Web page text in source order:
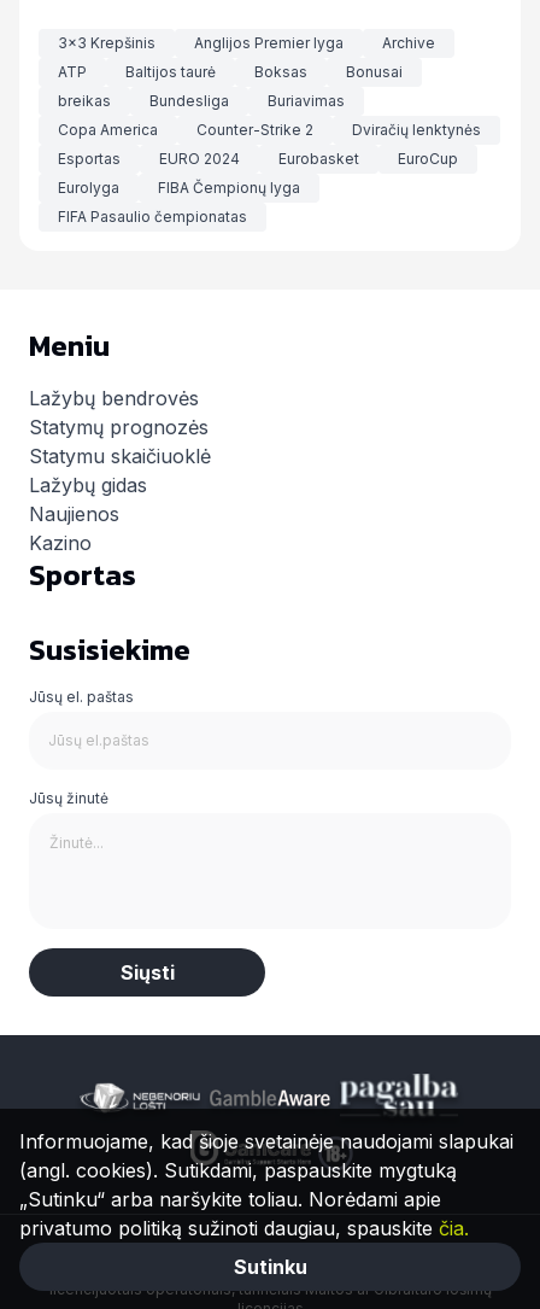
3x3 Krepšinis Anglijos Premier lyga
Archive
ATP
Baltijos taurė Boksas
Bonusai
breikas
Bundesliga
Buriavimas
Copa America
Counter-Strike 2
Dviračių lenktynės
Esportas
EURO 2024 Eurobasket
EuroCup
Eurolyga
FIBA Čempionų lyga
FIFA Pasaulio čempionatas
Meniu
Lažybų bendrovės
Statymų prognozės
Statymu skaičiuoklė
Lažybų gidas
Naujienos
Kazino
Sportas
Susisiekime
Jūsų el. paštas
Jūsų žinutė
gyvenantiems Maltoje arba Gibraltare. Rekomenduojame naudotis tik
licencijuotais operatoriais, turinčiais Maltos ar Gibraltaro lošimų
Informuojame, kad šioje svetainėje naudojami slapukai
(angl. cookies). Sutikdami, paspauskite mygtuką
„Sutinku“ arba naršykite toliau. Norėdami apie
privatumo politiką sužinoti daugiau, spauskite čia.
Sutinku